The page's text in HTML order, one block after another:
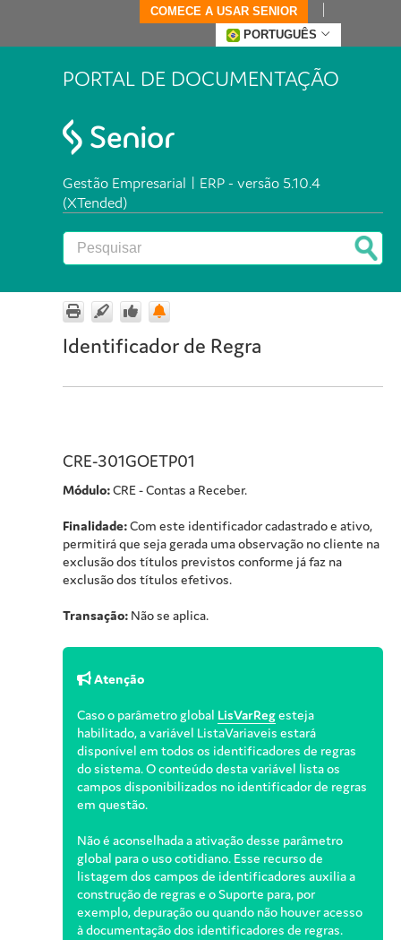
COMECE A USAR SENIOR
PORTUGUÊS
PORTAL DE DOCUMENTAÇÃO
Gestão Empresarial | ERP - versão 5.10.4
(XTended)
Identificador de Regra
CRE-301GOETP01
Módulo:CRE - Contas a Receber.
Finalidade:Com este identificador cadastrado e ativo,
permitirá que seja gerada uma observação no cliente na
exclusão dos títulos previstos conforme já faz na
exclusão dos títulos efetivos.
Transação: Não se aplica.
Atenção
Caso o parâmetro global LisVarRegesteja
habilitado, a variável ListaVariaveis estará
disponível em todos os identificadores de regras
do sistema. O conteúdo desta variável lista os
campos disponibilizados no identificador de regras
em questão.
Não é aconselhada a ativação desse parâmetro
global para o uso cotidiano. Esse recurso de
listagem dos campos de identificadores auxilia a
construção de regras e o Suporte para, por
exemplo, depuração ou quando não houver acesso
à documentação dos identificadores de regras.